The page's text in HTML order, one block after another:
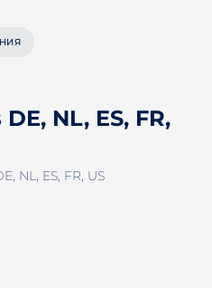
NL, ES, FR,
NL, ES, FR, US